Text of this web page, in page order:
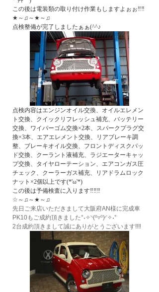
この後は電装類の取り付け作業もしますよぉぉ‼‼
★～♫～★～♫
点検整備が完了しましたぁぁ(^^♪
点検内容はエンジンオイル交換、オイルエレメン
ト交換、クイックリフレッシュ補充、バッテリー
交換、ワイパーゴム交換×2本、スパークプラグ交
換×3本、エアエレメント交換、リアブレーキ調
整、ブレーキオイル交換、フロントディスクパッ
ド交換、クーラント液補充、ラジエーターキャッ
プ交換、タイヤローテーション、エアコンガス圧
チェック、クーラーガス補充、リアドラムロック
ナット×2個以上です(*'ω'*)
この後は予備検査に入ります‼‼‼
☆～♫～★～♫
先日ご来店いただきまして大阪府AN様に完成車
PK10もご成約頂きました°˖✧◝(⁰▿⁰)◜✧˖°
2台成約頂きまして誠にありがとうございます‼‼